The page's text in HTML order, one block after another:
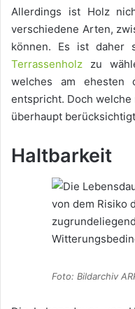
Allerdings ist Holz
verschiedene Arten,
können. Es ist daher
Terrassenholz zu
welches am ehesten
entspricht. Doch
überhaupt
Haltbarkeit
Foto: Bildarchiv